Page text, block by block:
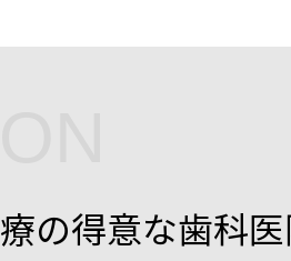
の得意な歯科